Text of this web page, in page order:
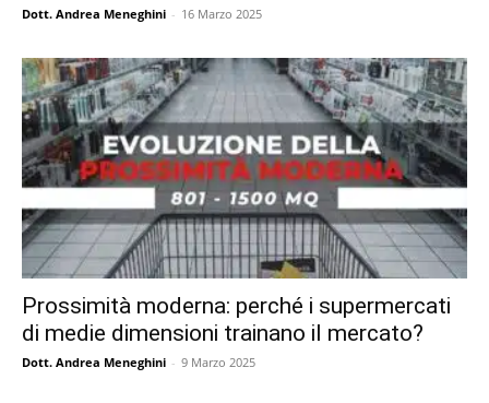
Dott. Andrea Meneghini - 16 Marzo 2025
Prossimità moderna: perché i supermercati
di medie dimensioni trainano il mercato?
Dott. Andrea Meneghini - 9 Marzo 2025